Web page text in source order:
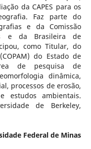
da CAPES para os
Faz parte do
e da Comissão
e da Brasileira de
como Titular, do
do Estado de
de pesquisa de
dinâmica,
processos de erosão,
estudos ambientais.
de Berkeley,
Federal de Minas